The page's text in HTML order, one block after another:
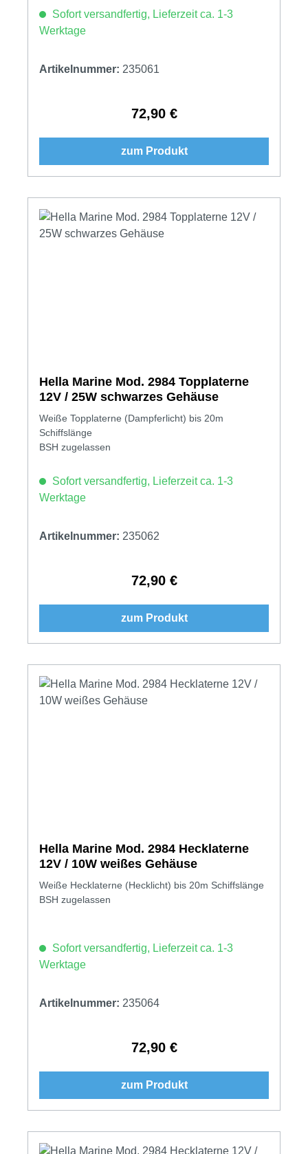
Sofort versandfertig, Lieferzeit ca. 1-3
Werktage
Artikelnummer: 235061
Regulärer Preis:
72,90 €
zum Produkt
Hella Marine Mod. 2984 Topplaterne
12V / 25W schwarzes Gehäuse
Weiße Topplaterne (Dampferlicht) bis 20m
Schiffslänge
BSH zugelassen
Sofort versandfertig, Lieferzeit ca. 1-3
Werktage
Artikelnummer: 235062
Regulärer Preis:
72,90 €
zum Produkt
Hella Marine Mod. 2984 Hecklaterne
12V / 10W weißes Gehäuse
Weiße Hecklaterne (Hecklicht) bis 20m Schiffslänge
BSH zugelassen
Sofort versandfertig, Lieferzeit ca. 1-3
Werktage
Artikelnummer: 235064
Regulärer Preis:
72,90 €
zum Produkt